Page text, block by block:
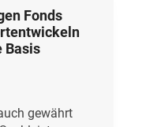
Fonds
Basis
gewährt